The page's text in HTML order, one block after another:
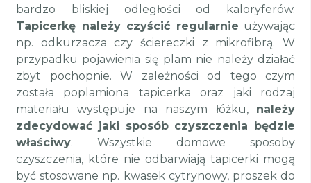
bardzo bliskiej odległości od kaloryferów.
Tapicerkę należy czyścić regularnie używając
np. odkurzacza czy ściereczki z mikrofibrą. W
przypadku pojawienia się plam nie należy działać
zbyt pochopnie. W zależności od tego czym
została poplamiona tapicerka oraz jaki rodzaj
materiału występuje na naszym łóżku, należy
zdecydować jaki sposób czyszczenia będzie
właściwy. Wszystkie domowe sposoby
czyszczenia, które nie odbarwiają tapicerki mogą
być stosowane np. kwasek cytrynowy, proszek do